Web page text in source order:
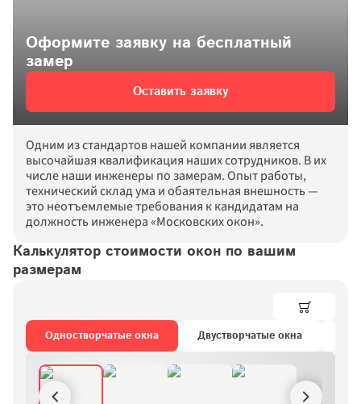
Оформите заявку на бесплатный
замер
Оставить заявку
Одним из стандартов нашей компании является
высочайшая квалификация наших сотрудников. В их
числе наши инженеры по замерам. Опыт работы,
технический склад ума и обаятельная внешность —
это неотъемлемые требования к кандидатам на
должность инженера «Московских окон».
Калькулятор стоимости окон по вашим
размерам
Одностворчатые окна Двустворчатые окна